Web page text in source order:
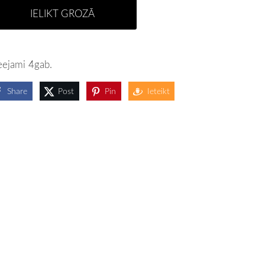
IELIKT GROZĀ
4gab.
Share Post Pin Ieteikt